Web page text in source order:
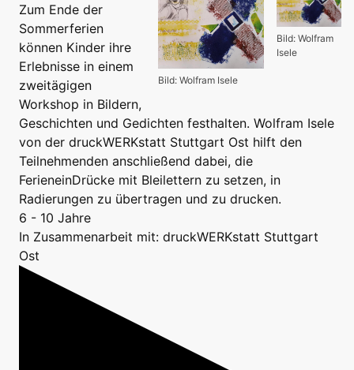
Bild: Wolfram
Isele
Bild: Wolfram Isele
Zum Ende der
Sommerferien
können Kinder ihre
Erlebnisse in einem
zweitägigen
Workshop in Bildern,
Geschichten und Gedichten festhalten. Wolfram Isele
von der druckWERKstatt Stuttgart Ost hilft den
Teilnehmenden anschließend dabei, die
FerieneinDrücke mit Bleilettern zu setzen, in
Radierungen zu übertragen und zu drucken.
6 - 10 Jahre
In Zusammenarbeit mit: druckWERKstatt Stuttgart
Ost